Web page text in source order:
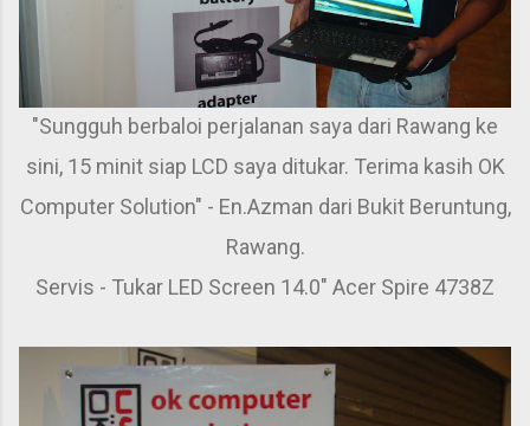
"Sungguh berbaloi perjalanan saya dari Rawang ke
sini, 15 minit siap LCD saya ditukar. Terima kasih OK
Computer Solution" - En.Azman dari Bukit Beruntung,
Rawang.
Servis - Tukar LED Screen 14.0" Acer Spire 4738Z